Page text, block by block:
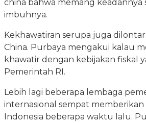
china bahwa memang keadannya
imbuhnya.
Kekhawatiran serupa juga
China. Purbaya mengakui kalau
khawatir dengan kebijakan fiskal
Pemerintah RI.
Lebih lagi beberapa lembaga
internasional sempat
Indonesia beberapa waktu lalu.